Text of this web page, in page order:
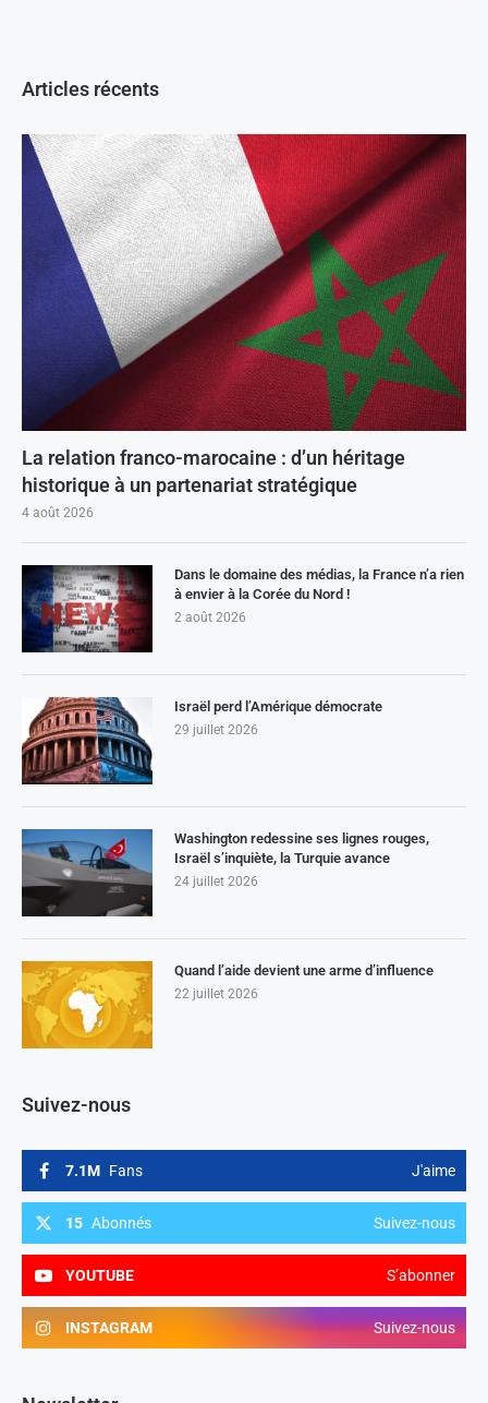
Articles récents
La relation franco-marocaine : d’un héritage
historique à un partenariat stratégique
4 août 2026
Dans le domaine des médias, la France n’a rien
à envier à la Corée du Nord !
2 août 2026
Israël perd l’Amérique démocrate
29 juillet 2026
Washington redessine ses lignes rouges,
Israël s’inquiète, la Turquie avance
24 juillet 2026
Quand l’aide devient une arme d’influence
22 juillet 2026
Suivez-nous
7.1M Fans J'aime
15 Abonnés Suivez-nous
YOUTUBE S’abonner
INSTAGRAM Suivez-nous